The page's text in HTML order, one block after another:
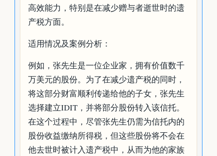
高效能力，特别是在减少赠与者逝世时的遗
产税方面。
适用情况及案例分析：
例如，张先生是一位企业家，拥有价值数千
万美元的股份。为了在减少遗产税的同时，
将这部分财富顺利传递给他的子女，张先生
选择建立IDIT，并将部分股份转入该信托。
在这个过程中，尽管张先生仍需为信托内的
股份收益缴纳所得税，但这些股份将不会在
他去世时被计入遗产税中，从而为他的家族